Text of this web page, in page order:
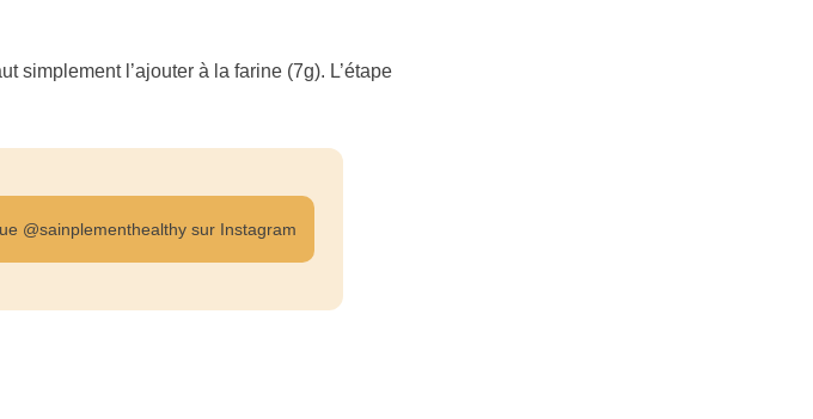
simplement l’ajouter à la farine (7g). L’étape
@sainplementhealthy sur Instagram